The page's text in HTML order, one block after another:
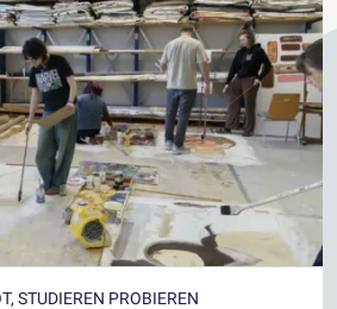
STUDIEREN PROBIEREN